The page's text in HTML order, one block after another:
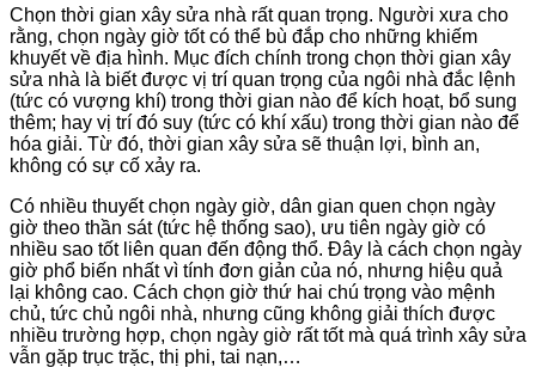
Chọn thời gian xây sửa nhà rất quan trọng. Người xưa cho
rằng, chọn ngày giờ tốt có thể bù đắp cho những khiếm
khuyết về địa hình. Mục đích chính trong chọn thời gian xây
sửa nhà là biết được vị trí quan trọng của ngôi nhà đắc lệnh
(tức có vượng khí) trong thời gian nào để kích hoạt, bổ sung
thêm; hay vị trí đó suy (tức có khí xấu) trong thời gian nào để
hóa giải. Từ đó, thời gian xây sửa sẽ thuận lợi, bình an,
không có sự cố xảy ra.
Có nhiều thuyết chọn ngày giờ, dân gian quen chọn ngày
giờ theo thần sát (tức hệ thống sao), ưu tiên ngày giờ có
nhiều sao tốt liên quan đến động thổ. Đây là cách chọn ngày
giờ phổ biến nhất vì tính đơn giản của nó, nhưng hiệu quả
lại không cao. Cách chọn giờ thứ hai chú trọng vào mệnh
chủ, tức chủ ngôi nhà, nhưng cũng không giải thích được
nhiều trường hợp, chọn ngày giờ rất tốt mà quá trình xây sửa
vẫn gặp trục trặc, thị phi, tai nạn,…